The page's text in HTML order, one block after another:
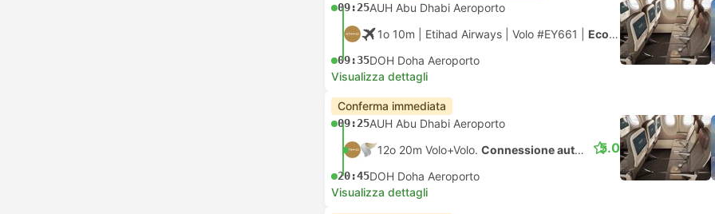
09:25AUH Abu Dhabi Aeroporto
1o 10m | Etihad Airways Volo #EY661 Economy
09:35DOH Doha Aeroporto
Visualizza dettagli
Conferma immediata
09:25AUH Abu Dhabi Aeroporto
12o 20m Volo+Volo. Connessione automatica
20:45DOH Doha Aeroporto
5.0
Visualizza dettagli